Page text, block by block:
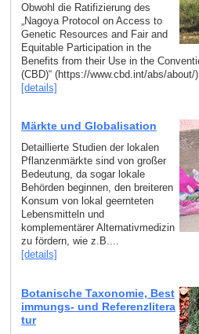
Obwohl die Ratifizierung des
„Nagoya Protocol on Access to
Genetic Resources and Fair and
Equitable Participation in the
Benefits from their Use in the
(CBD)“ (https://www.cbd.int/abs/about/
[details]
Märkte und Globalisation
Detaillierte Studien der lokalen
Pflanzenmärkte sind von großer
Bedeutung, da sogar lokale
Behörden beginnen, den breiteren
Konsum von lokal geernteten
Lebensmitteln und
komplementärer Alternativmedizin
zu fördern, wie z.B....
[details]
Botanische Taxonomie, Best
immungs- und Referenzlitera
tur